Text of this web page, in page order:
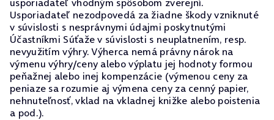
Usporiadateľ nezodpovedá za žiadne škody vzniknuté
v súvislosti s nesprávnymi údajmi poskytnutými
Účastníkmi Súťaže v súvislosti s neuplatnením, resp.
nevyužitím výhry. Výherca nemá právny nárok na
výmenu výhry/ceny alebo výplatu jej hodnoty formou
peňažnej alebo inej kompenzácie (výmenou ceny za
peniaze sa rozumie aj výmena ceny za cenný papier,
nehnuteľnosť, vklad na vkladnej knižke alebo poistenia
a pod.).